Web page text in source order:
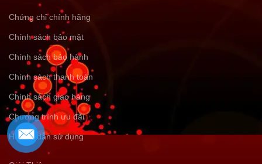
Chứng chỉ chính hãng
Chính sách bảo mật
Chính sách bảo hành
Chính sách thanh toán
Chính sách giao hàng
Chương trình ưu đãi
Hướng dẫn sử dụng